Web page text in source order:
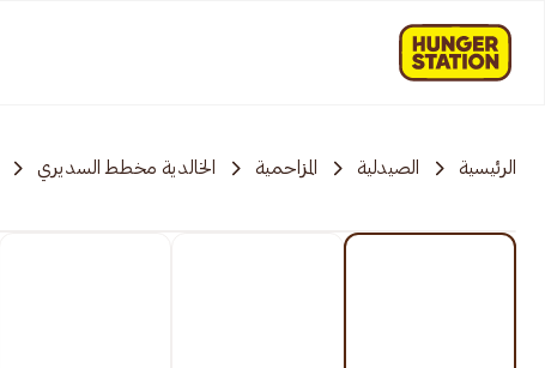
الرئيسية الصيدلية المزاحمية‎‎ الخالدية مخطط السديري